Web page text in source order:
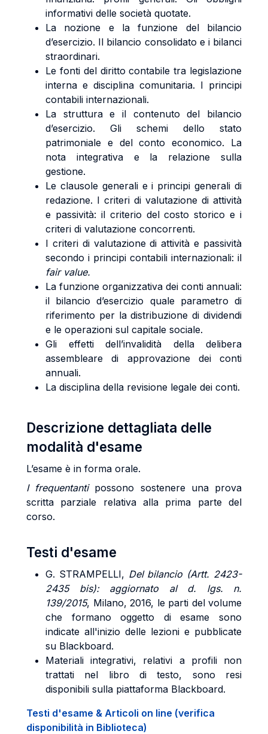
informativi delle società quotate.
La nozione e la funzione del bilancio
d’esercizio. Il bilancio consolidato e i bilanci
straordinari.
Le fonti del diritto contabile tra legislazione
interna e disciplina comunitaria. I principi
contabili internazionali.
La struttura e il contenuto del bilancio
d’esercizio. Gli schemi dello stato
patrimoniale e del conto economico. La
nota integrativa e la relazione sulla
gestione.
Le clausole generali e i principi generali di
redazione. I criteri di valutazione di attività
e passività: il criterio del costo storico e i
criteri di valutazione concorrenti.
I criteri di valutazione di attività e passività
secondo i principi contabili internazionali: il
fair value.
La funzione organizzativa dei conti annuali:
il bilancio d’esercizio quale parametro di
riferimento per la distribuzione di dividendi
e le operazioni sul capitale sociale.
Gli effetti dell’invalidità della delibera
assembleare di approvazione dei conti
annuali.
La disciplina della revisione legale dei conti.
Descrizione dettagliata delle
modalità d'esame
L’esame è in forma orale.
I frequentantipossono sostenere una prova
scritta parziale relativa alla prima parte del
corso.
Testi d'esame
G. STRAMPELLI, Del bilancio (Artt. 2423-
2435 bis): aggiornato al d. lgs. n.
139/2015, Milano, 2016, le parti del volume
che formano oggetto di esame sono
indicate all'inizio delle lezioni e pubblicate
su Blackboard.
Materiali integrativi, relativi a profili non
trattati nel libro di testo, sono resi
disponibili sulla piattaforma Blackboard.
Testi d'esame & Articoli on line (verifica
disponibilità in Biblioteca)